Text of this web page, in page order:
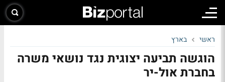
ראשי בארץ
הוגשה תביעה יצוגית נגד נושאי משרה
בחברת אול-יר